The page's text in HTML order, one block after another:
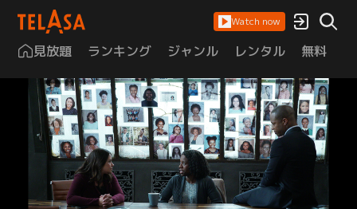
Watch now
見放題 ランキング ジャンル レンタル 無料